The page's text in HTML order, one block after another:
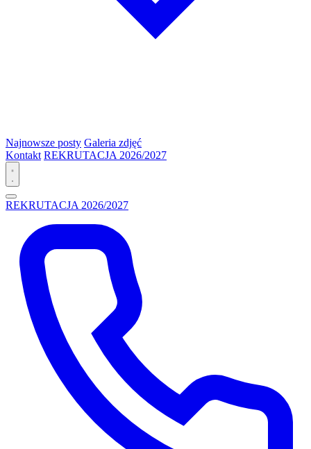
Najnowsze posty Galeria zdjęć
Kontakt REKRUTACJA 2026/2027
REKRUTACJA 2026/2027